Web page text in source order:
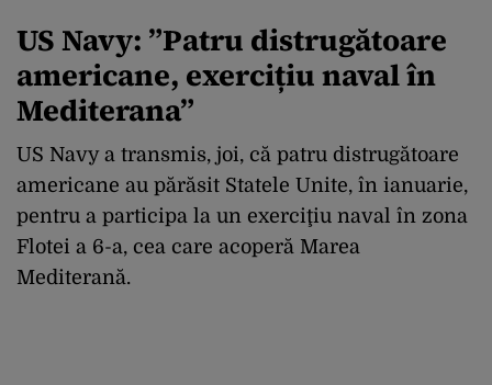
US Navy: ”Patru distrugătoare
americane, exercițiu naval în
Mediterana”
US Navy a transmis, joi, că patru distrugătoare
americane au părăsit Statele Unite, în ianuarie,
pentru a participa la un exerciţiu naval în zona
Flotei a 6-a, cea care acoperă Marea
Mediterană.